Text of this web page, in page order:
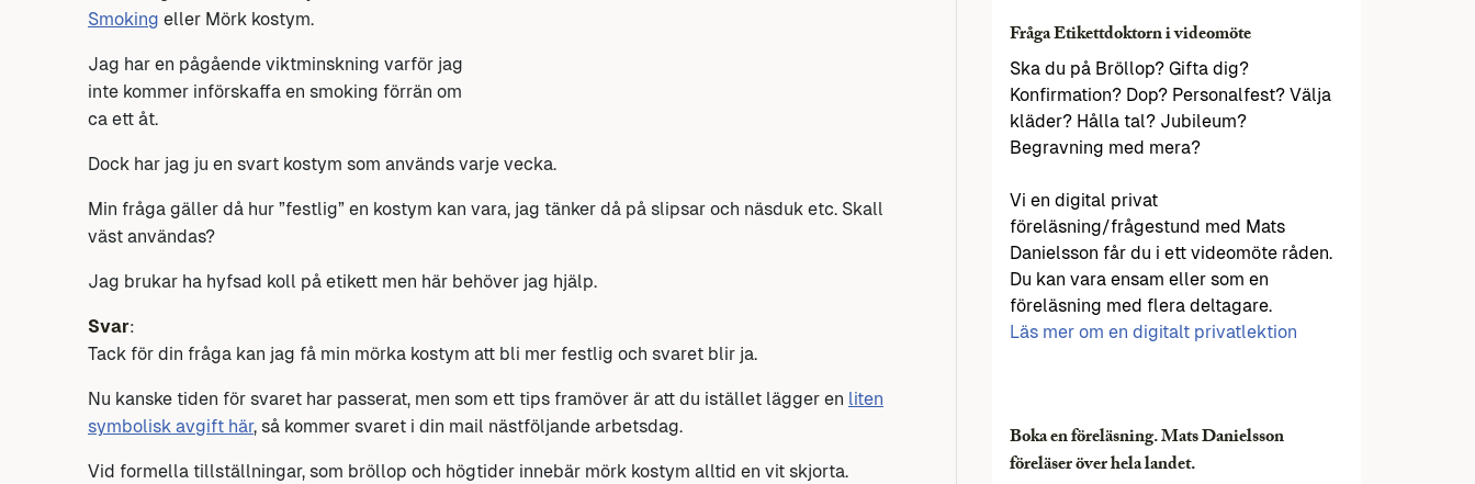
Smoking eller Mörk kostym.
Jag har en pågående viktminskning varför jag
inte kommer införskaffa en smoking förrän om
ca ett åt.
Dock har jag ju en svart kostym som används varje vecka.
Min fråga gäller då hur ”festlig” en kostym kan vara, jag tänker då på slipsar och näsduk etc. Skall
väst användas?
Jag brukar ha hyfsad koll på etikett men här behöver jag hjälp.
Svar:
Tack för din fråga kan jag få min mörka kostym att bli mer festlig och svaret blir ja.
Nu kanske tiden för svaret har passerat, men som ett tips framöver är att du istället lägger en liten
symbolisk avgift här, så kommer svaret i din mail nästföljande arbetsdag.
Vid formella tillställningar, som bröllop och högtider innebär mörk kostym alltid en vit skjorta.
Fråga Etikettdoktorn i videomöte
Ska du på Bröllop? Gifta dig?
Konfirmation? Dop? Personalfest? Välja
kläder? Hålla tal? Jubileum?
Begravning med mera?
Vi en digital privat
föreläsning/frågestund med Mats
Danielsson får du i ett videomöte råden.
Du kan vara ensam eller som en
föreläsning med flera deltagare.
Läs mer om en digitalt privatlektion
Boka en föreläsning. Mats Danielsson
föreläser över hela landet.